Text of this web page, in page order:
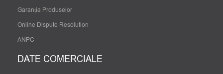
Garanția Produselor
Online Dispute Resolution
ANPC
DATE COMERCIALE